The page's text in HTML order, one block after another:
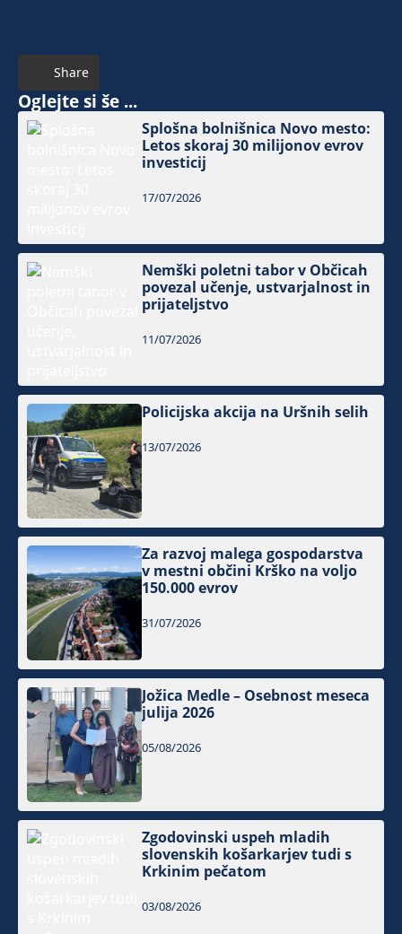
Share
Oglejte si še ...
Splošna bolnišnica Novo mesto:
Letos skoraj 30 milijonov evrov
investicij
17/07/2026
Nemški poletni tabor v Občicah
povezal učenje, ustvarjalnost in
prijateljstvo
11/07/2026
Policijska akcija na Uršnih selih
13/07/2026
Za razvoj malega gospodarstva
v mestni občini Krško na voljo
150.000 evrov
31/07/2026
Jožica Medle – Osebnost meseca
julija 2026
05/08/2026
Zgodovinski uspeh mladih
slovenskih košarkarjev tudi s
Krkinim pečatom
03/08/2026